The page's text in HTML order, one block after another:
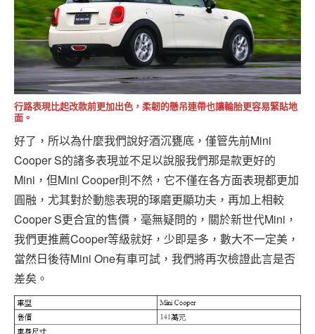
行路表現比起改款前更加出色，柔韌的懸吊連帶也讓輪胎更容易緊貼地
面。
好了，所以為什麼我們說好酒沉甕底，僅管先前Mini
Cooper S的諸多表現並不足以說服我們那是款更好的
Mini，但Mini Cooper則不然，它不僅在各方面表現都更加
圓融，尤其對於動態表現的琢磨更顯功夫，再加上相較
Cooper S更合宜的售價，毫無疑問的，關於新世代Mini，
我們更推薦Cooper等級就好，少即是多，數大不一定美，
當然日後待Mini One有車可試，我們將再次檢證此言是否
差矣。